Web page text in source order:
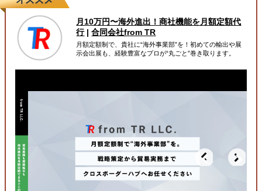
月10万円〜海外進出！商社機能を月額定額代
行|合同会社from TR
月額定額制で、貴社に“海外事業部”を！初めての輸出や展
示会出展も、経験豊富なプロが“丸ごと”巻き取ります。